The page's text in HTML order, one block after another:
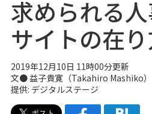
求められる
サイトの在
2019年12月10日 11時00分更新
文● 益子貴寛（Takahiro Mashiko）
提供: デジタルステージ